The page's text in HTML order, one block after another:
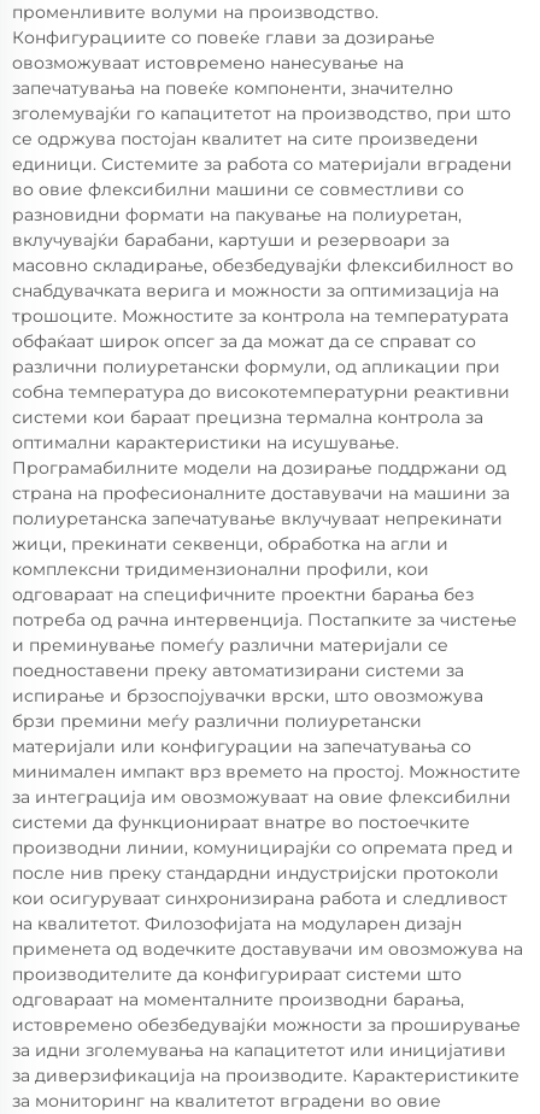
променливите волуми на производство.
Конфигурациите со повеќе глави за дозирање
овозможуваат истовремено нанесување на
запечатувања на повеќе компоненти, значително
зголемувајќи го капацитетот на производство, при што
се одржува постојан квалитет на сите произведени
единици. Системите за работа со материјали вградени
во овие флексибилни машини се совместливи со
разновидни формати на пакување на полиуретан,
вклучувајќи барабани, картуши и резервоари за
масовно складирање, обезбедувајќи флексибилност во
снабдувачката верига и можности за оптимизација на
трошоците. Можностите за контрола на температурата
обфаќаат широк опсег за да можат да се справат со
различни полиуретански формули, од апликации при
собна температура до високотемпературни реактивни
системи кои бараат прецизна термална контрола за
оптимални карактеристики на исушување.
Програмабилните модели на дозирање поддржани од
страна на професионалните доставувачи на машини за
полиуретанска запечатување вклучуваат непрекинати
жици, прекинати секвенци, обработка на агли и
комплексни тридимензионални профили, кои
одговараат на специфичните проектни барања без
потреба од рачна интервенција. Постапките за чистење
и преминување помеѓу различни материјали се
поедноставени преку автоматизирани системи за
испирање и брзоспојувачки врски, што овозможува
брзи премини меѓу различни полиуретански
материјали или конфигурации на запечатувања со
минимален импакт врз времето на простој. Можностите
за интеграција им овозможуваат на овие флексибилни
системи да функционираат внатре во постоечките
производни линии, комуницирајќи со опремата пред и
после нив преку стандардни индустријски протоколи
кои осигуруваат синхронизирана работа и следливост
на квалитетот. Филозофијата на модуларен дизајн
применета од водечките доставувачи им овозможува на
производителите да конфигурираат системи што
одговараат на моменталните производни барања,
истовремено обезбедувајќи можности за проширување
за идни зголемувања на капацитетот или иницијативи
за диверзификација на производите. Карактеристиките
за мониторинг на квалитетот вградени во овие